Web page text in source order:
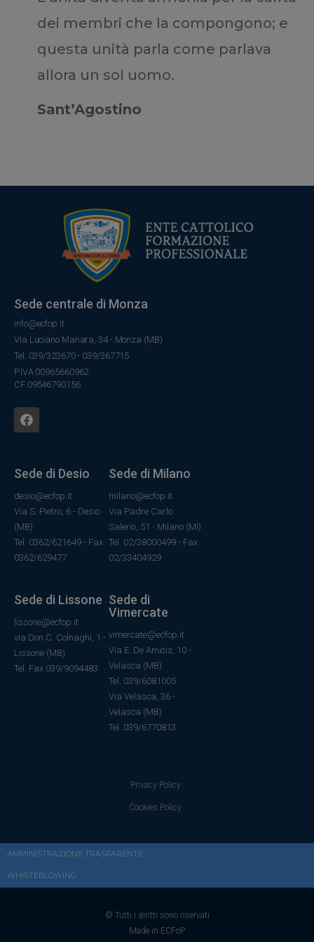
dei membri che la compongono; e
questa unità parla come parlava
allora un sol uomo.
Sant’Agostino
Sede centrale di Monza
info@ecfop.it
Via Luciano Manara, 34 - Monza (MB)
Tel. 039/323670 - 039/367715
P.IVA 00965660962
CF 09546790156
Sede di Desio
desio@ecfop.it
Via S. Pietro, 6 - Desio
(MB)
Tel. 0362/621649 - Fax
0362/629477
Sede di Lissone
lissone@ecfop.it
via Don C. Colnaghi, 1 -
Lissone (MB)
Tel. Fax 039/9094483
Sede di Milano
milano@ecfop.it
Via Padre Carlo
Salerio, 51 - Milano (MI)
Tel. 02/38000499 - Fax
02/33404929
Sede di
Vimercate
vimercate@ecfop.it
Via E. De Amicis, 10 -
Velasca (MB)
Tel. 039/6081005
Via Velasca, 36 -
Velasca (MB)
Tel. 039/6770813
Privacy Policy
Cookies Policy
AMMINISTRAZIONE TRASPARENTE
WHISTEBLOWING
© Tutti i diritti sono riservati
Made in ECFoP